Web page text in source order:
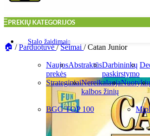
PREKIŲ KATEGORIJOS
Stalo žaidimai
Naujos
prekės
AbstraktūsDarbininkų
paskirstymo
StrateginiaiNereikalauja
kalbos žinių
Nuotykių
BGG TOP 100
/ Parduotuvė/ Šeimai / Catan Junior